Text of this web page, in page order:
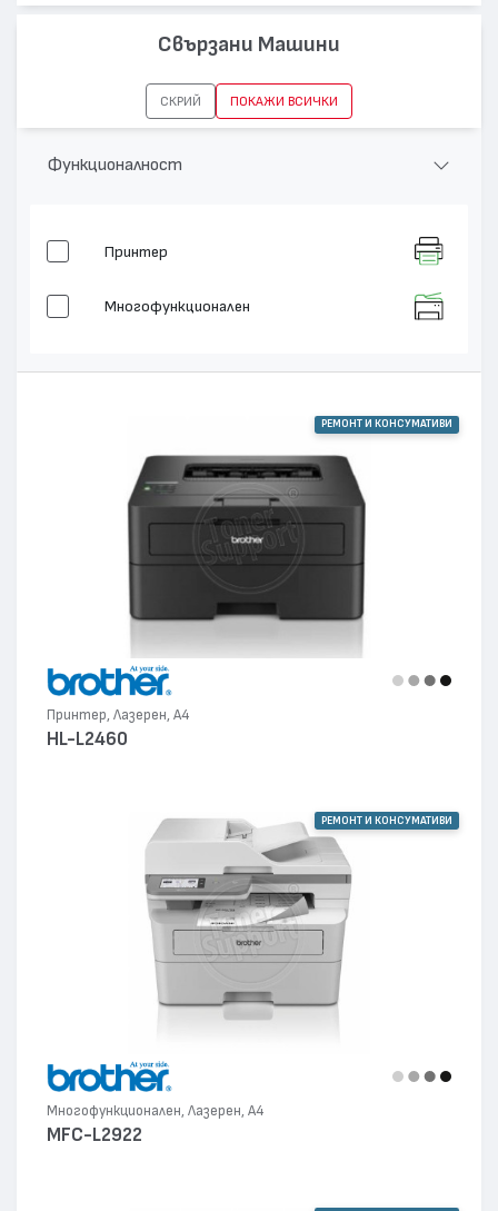
Свързани Машини
СКРИЙ ПОКАЖИ ВСИЧКИ
Функционалност
Принтер
Многофункционален
РЕМОНТ И КОНСУМАТИВИ
Принтер, Лазерен, А4
HL-L2460
РЕМОНТ И КОНСУМАТИВИ
Многофункционален, Лазерен, А4
MFC-L2922